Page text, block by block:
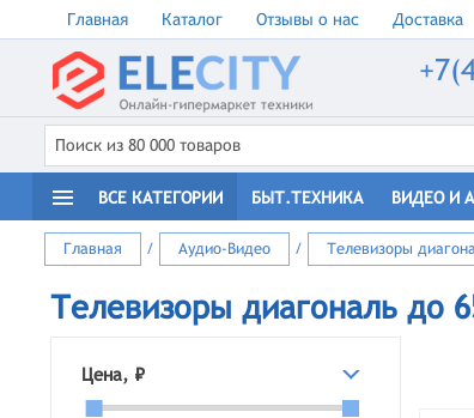
Главная Каталог Отзывы о нас Доставка
ВСЕ КАТЕГОРИИ БЫТ.ТЕХНИКА ВИДЕО И
Главная / Аудио-Видео / Телевизоры
Телевизоры диагональ до
Цена, ₽